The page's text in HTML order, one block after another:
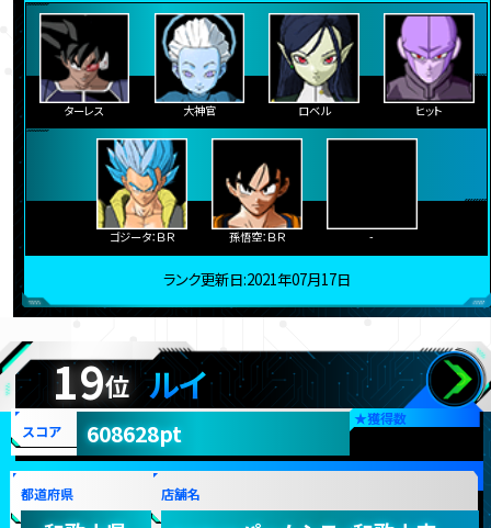
ターレス 大神官 ロベル ヒット
ゴジータ：ＢＲ 孫悟空：ＢＲ -
ランク更新日:2021年07月17日
19位 ルイ
★獲得数
スコア 608628pt
都道府県 店舗名